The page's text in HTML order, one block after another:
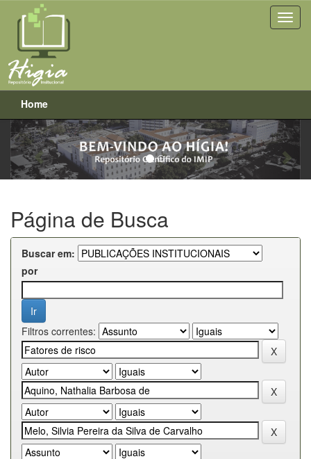
Skip
navigation
Home
Previous Next
Página de Busca
Buscar em:
por
Filtros correntes: